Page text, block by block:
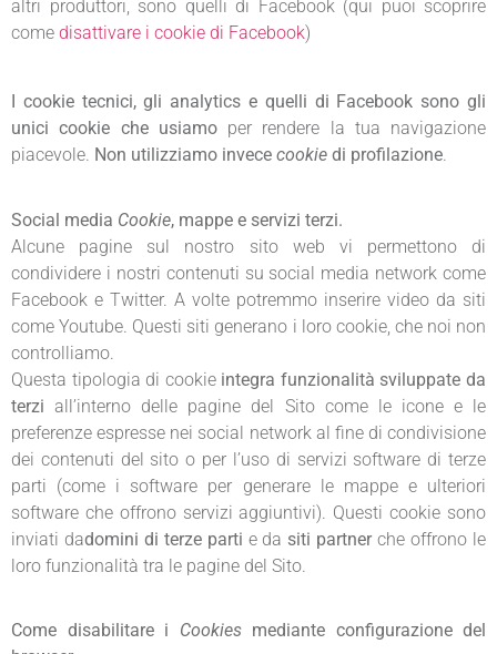
altri produttori, sono quelli di Facebook (qui puoi scoprire
come disattivare i cookie di Facebook)
I cookie tecnici, gli analytics e quelli di Facebook sono gli
unici cookie che usiamoper rendere la tua navigazione
piacevole. Non utilizziamo invece cookie di profilazione.
Social media Cookie, mappe e servizi terzi.
Alcune pagine sul nostro sito web vi permettono di
condividere i nostri contenuti su social media network come
Facebook e Twitter. A volte potremmo inserire video da siti
come Youtube. Questi siti generano i loro cookie, che noi non
controlliamo.
Questa tipologia di cookie integra funzionalità sviluppate da
terzi all’interno delle pagine del Sito come le icone e le
preferenze espresse nei social network al fine di condivisione
dei contenuti del sito o per l’uso di servizi software di terze
parti (come i software per generare le mappe e ulteriori
software che offrono servizi aggiuntivi). Questi cookie sono
inviati dadomini di terze parti e da siti partnerche offrono le
loro funzionalità tra le pagine del Sito.
Come disabilitare i Cookiesmediante configurazione del